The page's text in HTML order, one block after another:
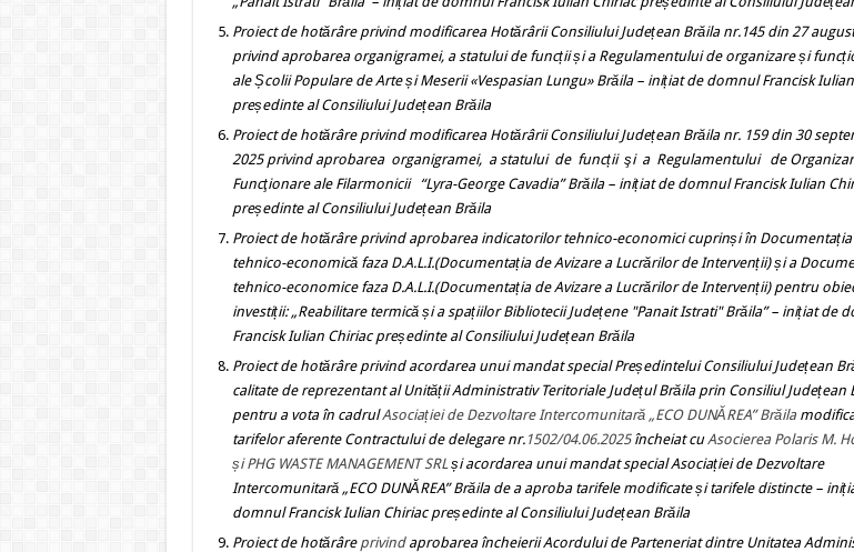
Proiect de hotărâre privind modificarea Hotărârii Consiliului Județean Brăila nr.145 din 27
privind aprobarea organigramei, a statului de funcții și a Regulamentului de organizare și
ale Școlii Populare de Arte și Meserii «Vespasian Lungu» Brăila – inițiat de domnul Francisk
președinte al Consiliului Județean Brăila
Proiect de hotărâre privind modificarea HotărâriiConsiliuluiJudețean Brăila nr. 159 din 30
2025 privind aprobarea organigramei, a statului de funcții şi a Regulamentului de
Funcţionare ale Filarmonicii “Lyra-George Cavadia” Brăila – inițiat de domnul Francisk Iulian
președinte al Consiliului Județean Brăila
Proiect de hotărâre privind aprobarea indicatorilor tehnico-economici cuprinși în Documentația
tehnico-economică faza D.A.L.I.(Documentația de Avizare a Lucrărilor de Intervenții) și a
tehnico-economice faza D.A.L.I.(Documentația de Avizare a Lucrărilor de Intervenții) pentru
investiții:„Reabilitare termică și a spațiilor Bibliotecii Județene "Panait Istrati" Brăila” – inițiat de
Francisk Iulian Chiriac președinte al Consiliului Județean Brăila
Proiect de hotărâreprivind acordarea unui mandat special Președintelui Consiliului Județean
calitate de reprezentant al Unității Administrativ Teritoriale Județul Brăila prin Consiliul Județean
pentru a vota în cadrulAsociației de Dezvoltare Intercomunitară „ECO DUNĂREA” Brăila
tarifelor aferente Contractului de delegare nr.1502/04.06.2025 încheiat cuAsocierea Polaris M.
și PHG WASTE MANAGEMENT SRLși acordarea unui mandat special Asociației de Dezvoltare
Intercomunitară „ECO DUNĂREA” Brăila de a aproba tarifele modificate și tarifele distincte –
domnul Francisk Iulian Chiriac președinte al Consiliului Județean Brăila
Proiect de hotărâre privind aprobarea încheierii Acordului de Parteneriat dintre Unitatea